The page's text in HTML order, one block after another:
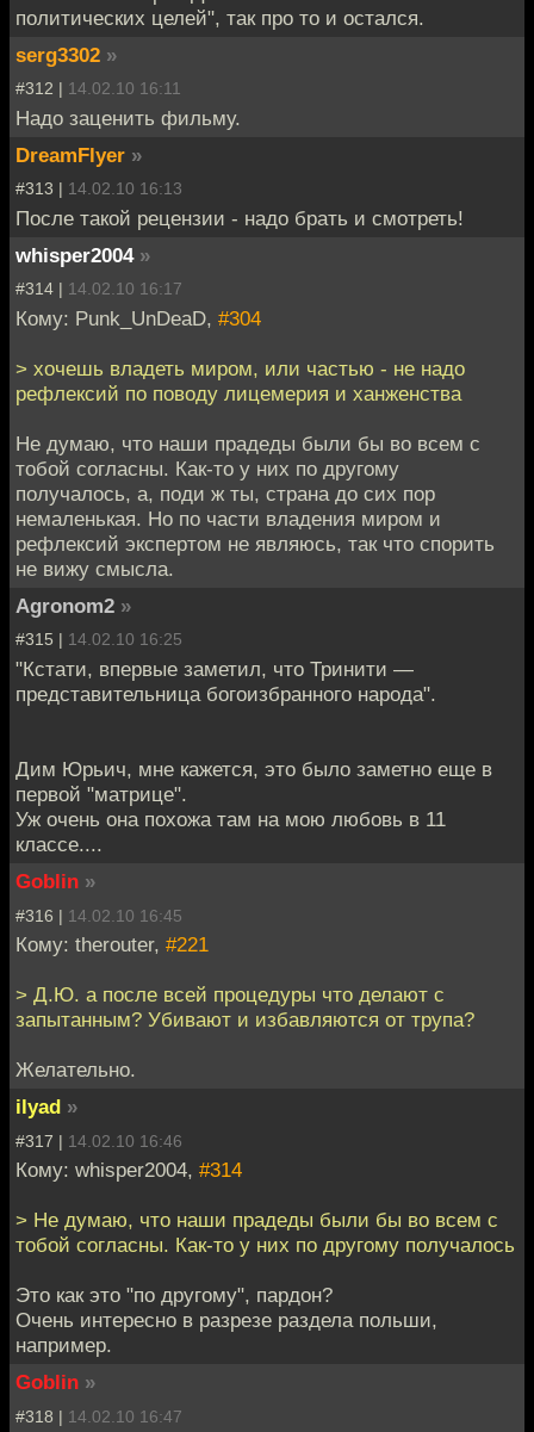
политических целей", так про то и остался.
serg3302 »
#312 | 14.02.10 16:11
Надо заценить фильму.
DreamFlyer »
#313 | 14.02.10 16:13
После такой рецензии - надо брать и смотреть!
whisper2004 »
#314 | 14.02.10 16:17
Кому: Punk_UnDeaD, #304
> хочешь владеть миром, или частью - не надо
рефлексий по поводу лицемерия и ханженства
Не думаю, что наши прадеды были бы во всем с
тобой согласны. Как-то у них по другому
получалось, а, поди ж ты, страна до сих пор
немаленькая. Но по части владения миром и
рефлексий экспертом не являюсь, так что спорить
не вижу смысла.
Agronom2 »
#315 | 14.02.10 16:25
"Кстати, впервые заметил, что Тринити —
представительница богоизбранного народа".
Дим Юрьич, мне кажется, это было заметно еще в
первой "матрице".
Уж очень она похожа там на мою любовь в 11
классе....
Goblin »
#316 | 14.02.10 16:45
Кому: therouter, #221
> Д.Ю. а после всей процедуры что делают с
запытанным? Убивают и избавляются от трупа?
Желательно.
ilyad »
#317 | 14.02.10 16:46
Кому: whisper2004, #314
> Не думаю, что наши прадеды были бы во всем с
тобой согласны. Как-то у них по другому получалось
Это как это "по другому", пардон?
Очень интересно в разрезе раздела польши,
например.
Goblin »
#318 | 14.02.10 16:47